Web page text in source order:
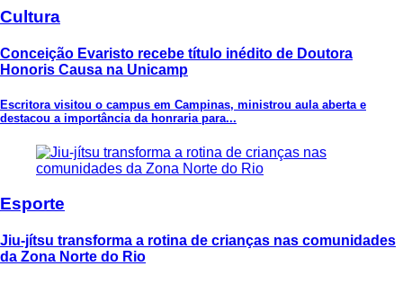
Cultura
Conceição Evaristo recebe título inédito de Doutora
Honoris Causa na Unicamp
Escritora visitou o campus em Campinas, ministrou aula aberta e
destacou a importância da honraria para...
Esporte
Jiu-jítsu transforma a rotina de crianças nas comunidades
da Zona Norte do Rio